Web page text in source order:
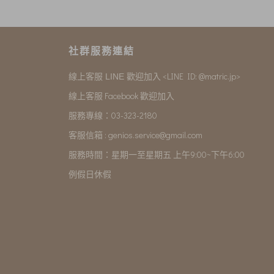
社群服務連結
線上客服 LINE 歡迎加入 <LINE ID: @matric.jp>
線上客服 Facebook 歡迎加入
服務專線：03-323-2180
客服信箱 : genios.service@gmail.com
服務時間：星期一至星期五 上午9:00~下午6:00
例假日休假